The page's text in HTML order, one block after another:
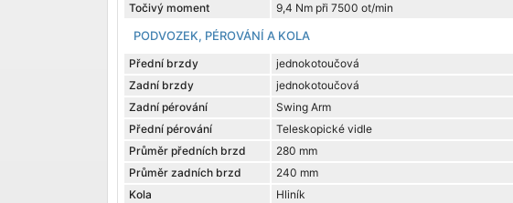
Točivý moment
9,4 Nm při 7500 ot/min
PODVOZEK, PÉROVÁNÍ A KOLA
Přední brzdy
jednokotoučová
Zadní brzdy
jednokotoučová
Zadní pérování
Swing Arm
Přední pérování
Teleskopické vidle
Průměr předních brzd
280 mm
Průměr zadních brzd
240 mm
Kola
Hliník